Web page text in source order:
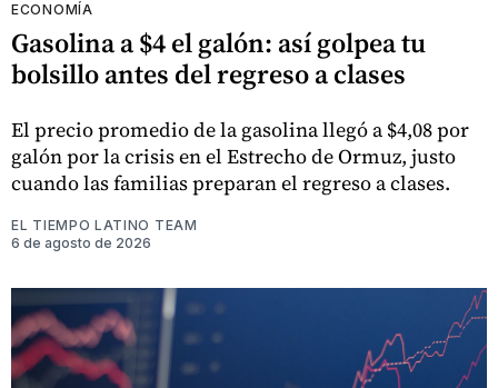
ECONOMÍA
Gasolina a $4 el galón: así golpea tu
bolsillo antes del regreso a clases
El precio promedio de la gasolina llegó a $4,08 por
galón por la crisis en el Estrecho de Ormuz, justo
cuando las familias preparan el regreso a clases.
EL TIEMPO LATINO TEAM
6 de agosto de 2026